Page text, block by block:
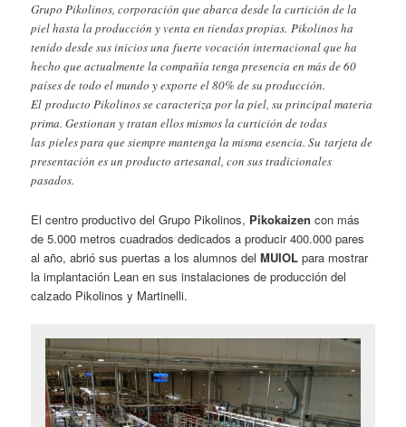
Grupo Pikolinos, corporación que abarca desde la curtición de la
piel hasta la producción y venta en tiendas propias. Pikolinos ha
tenido desde sus inicios una fuerte vocación internacional que ha
hecho que actualmente la compañía tenga presencia en más de 60
países de todo el mundo y exporte el 80% de su producción.
El producto Pikolinos se caracteriza por la piel, su principal materia
prima. Gestionan y tratan ellos mismos la curtición de todas
las pieles para que siempre mantenga la misma esencia. Su tarjeta de
presentación es un producto artesanal, con sus tradicionales
pasados.
El centro productivo del Grupo Pikolinos, Pikokaizen con más
de 5.000 metros cuadrados dedicados a producir 400.000 pares
al año, abrió sus puertas a los alumnos delMUIOL para mostrar
la implantación Lean en sus instalaciones de producción del
calzado Pikolinos y Martinelli.